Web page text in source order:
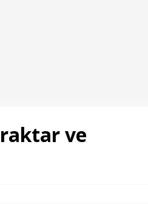
Kaynağı Oldu
Tarihi Belli Oldu
Açıklanması
Öğrenme Rehberi
ve